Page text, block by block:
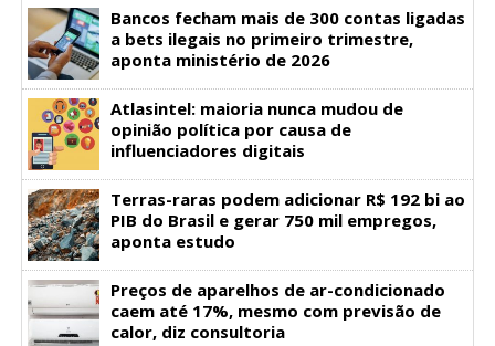
Bancos fecham mais de 300 contas ligadas
a bets ilegais no primeiro trimestre,
aponta ministério de 2026
Atlasintel: maioria nunca mudou de
opinião política por causa de
influenciadores digitais
Terras-raras podem adicionar R$ 192 bi ao
PIB do Brasil e gerar 750 mil empregos,
aponta estudo
Preços de aparelhos de ar-condicionado
caem até 17%, mesmo com previsão de
calor, diz consultoria